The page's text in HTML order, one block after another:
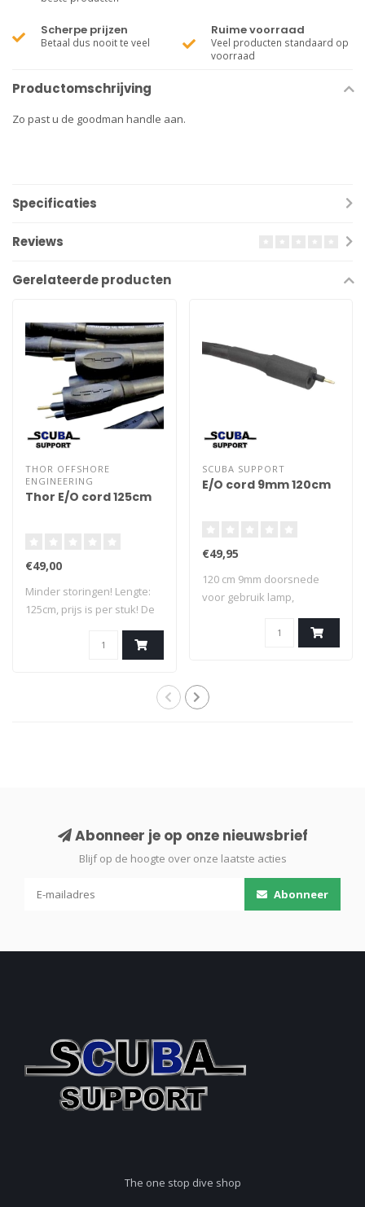
Scherpe prijzen
Betaal dus nooit te veel
Ruime voorraad
Veel producten standaard op
voorraad
Productomschrijving
Zo past u de goodman handle aan.
Specificaties
Reviews
Gerelateerde producten
THOR OFFSHORE
ENGINEERING
Thor E/O cord 125cm
€49,00
Minder storingen! Lengte:
125cm, prijs is per stuk! De
SCUBA SUPPORT
E/O cord 9mm 120cm
€49,95
120 cm 9mm doorsnede
voor gebruik lamp,
Abonneer je op onze nieuwsbrief
Blijf op de hoogte over onze laatste acties
Abonneer
The one stop dive shop